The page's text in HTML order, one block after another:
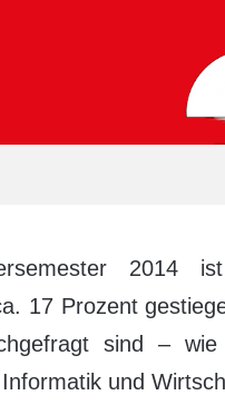
2014
17 Prozent
sind –
und